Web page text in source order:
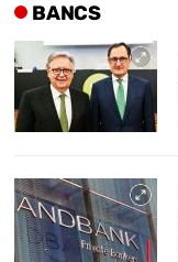
BANCS